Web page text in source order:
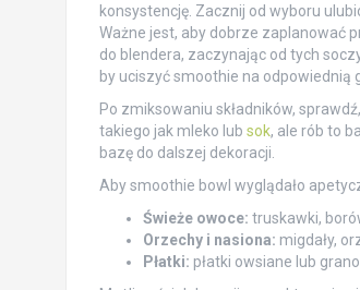
konsystencję. Zacznij od wyboru
Ważne jest, aby dobrze zaplanować
do blendera, zaczynając od tych
by uciszyć smoothie na odpowiednią
Po zmiksowaniu składników,
takiego jak mleko lub sok, ale rób to
bazę do dalszej dekoracji.
Aby smoothie bowl wyglądało
Świeże owoce: truskawki,
Orzechy i nasiona: migdały,
Płatki: płatki owsiane lub